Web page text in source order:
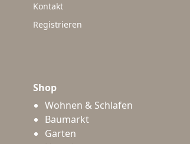
Kontakt
Registrieren
Shop
Wohnen & Schlafen
Baumarkt
Garten